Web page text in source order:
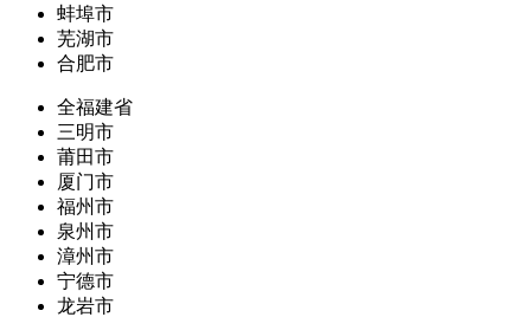
蚌埠市
芜湖市
合肥市
全福建省
三明市
莆田市
厦门市
福州市
泉州市
漳州市
宁德市
龙岩市